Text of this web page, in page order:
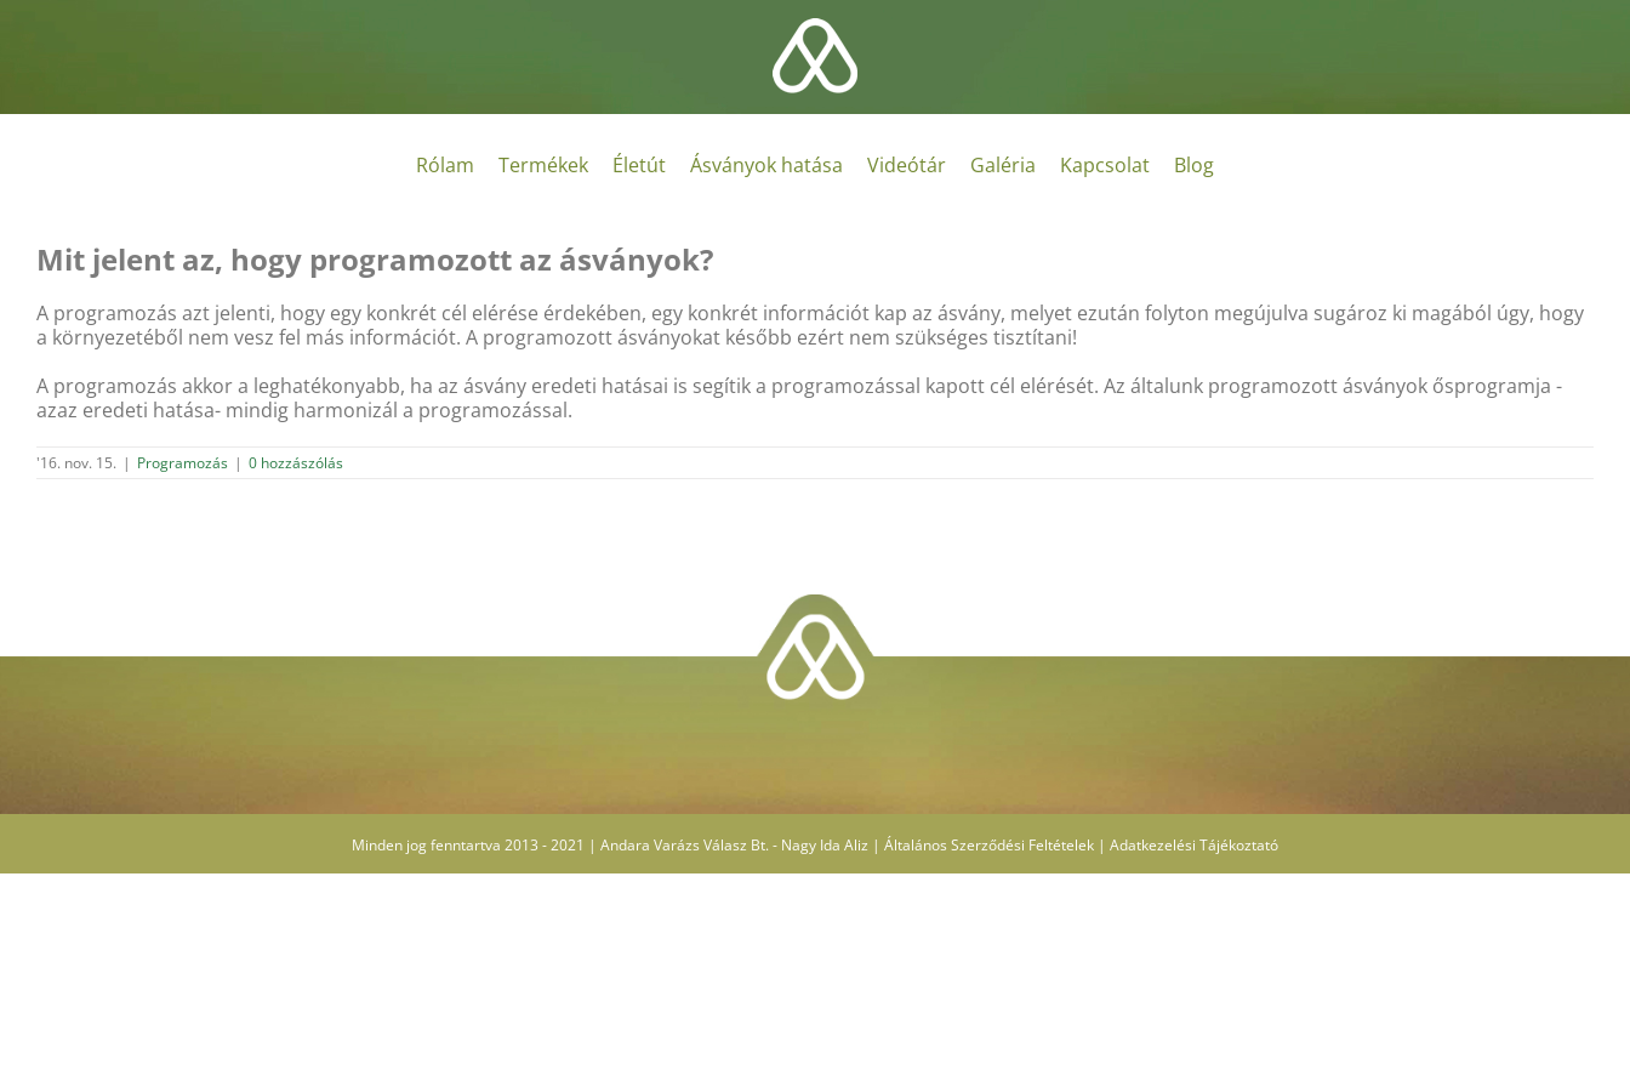
Rólam Termékek Életút Ásványok hatása Videótár Galéria Kapcsolat Blog
Mit jelent az, hogy programozott az ásványok?
A programozás azt jelenti, hogy egy konkrét cél elérése érdekében, egy konkrét információt kap az ásvány, melyet ezután folyton megújulva sugároz ki magából úgy, hogy
a környezetéből nem vesz fel más információt. A programozott ásványokat később ezért nem szükséges tisztítani!
A programozás akkor a leghatékonyabb, ha az ásvány eredeti hatásai is segítik a programozással kapott cél elérését. Az általunk programozott ásványok ősprogramja -
azaz eredeti hatása- mindig harmonizál a programozással.
'16. nov. 15. | Programozás | 0 hozzászólás
Minden jog fenntartva 2013 - 2021 | Andara Varázs Válasz Bt. - Nagy Ida Aliz | Általános Szerződési Feltételek | Adatkezelési Tájékoztató